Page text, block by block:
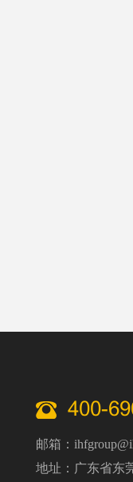
400-
邮箱：
地址：广东省东